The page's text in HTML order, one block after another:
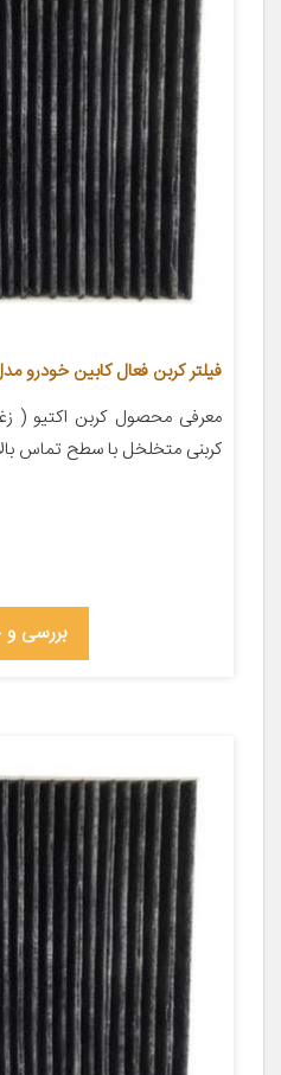
فیلتر کربن فعال کابین خودرو مدل 11 مناسب برای
معرفی محصول کربن اکتیو (
کربنی متخلخل با سطح تماس
بررسی